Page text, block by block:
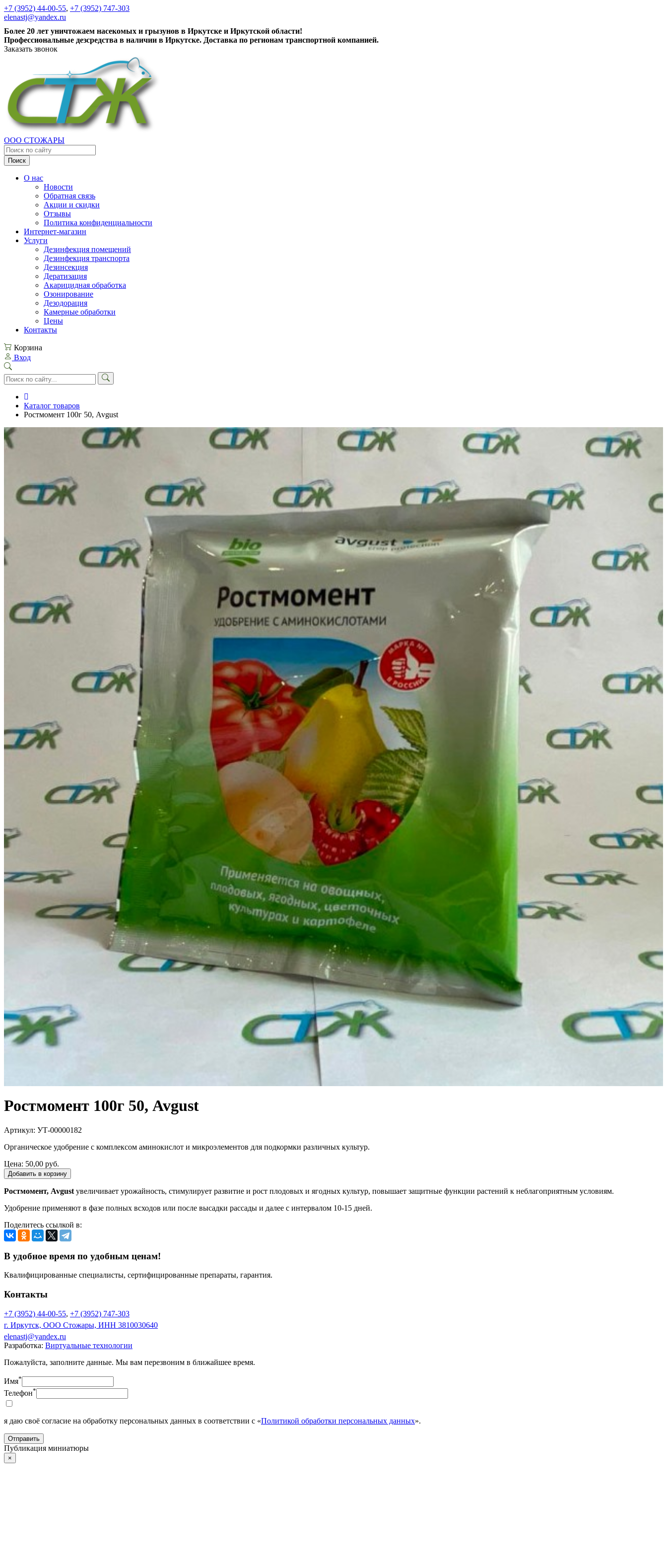
+7 (3952) 44-00-55, +7 (3952) 747-303
elenastj@yandex.ru
Более 20 лет уничтожаем насекомых и грызунов в Иркутске и Иркутской области!
Профессиональные дезсредства в наличии в Иркутске. Доставка по регионам транспортной компанией.
Заказать звонок
ООО СТОЖАРЫ
Поиск
О нас
Новости
Обратная связь
Акции и скидки
Отзывы
Политика конфиденциальности
Интернет-магазин
Услуги
Дезинфекция помещений
Дезинфекция транспорта
Дезинсекция
Дератизация
Акарицидная обработка
Озонирование
Дезодорация
Камерные обработки
Цены
Контакты
Корзина
Вход
Каталог товаров
Ростмомент 100г 50, Avgust
Ростмомент 100г 50, Avgust
Артикул: УТ-00000182
Органическое удобрение с комплексом аминокислот и микроэлементов для подкормки различных культур.
Цена: 50,00 руб.
Добавить в корзину
Ростмомент, Avgust увеличивает урожайность, стимулирует развитие и рост плодовых и ягодных культур, повышает защитные функции растений к неблагоприятным условиям.
Удобрение применяют в фазе полных всходов или после высадки рассады и далее с интервалом 10-15 дней.
Поделитесь ссылкой в:
В удобное время по удобным ценам!
Квалифицированные специалисты, сертифицированные препараты, гарантия.
Контакты
+7 (3952) 44-00-55, +7 (3952) 747-303
г. Иркутск, ООО Стожары, ИНН 3810030640
elenastj@yandex.ru
Разработка: Виртуальные технологии
Пожалуйста, заполните данные. Мы вам перезвоним в ближайшее время.
Имя*
Телефон*
я даю своё согласие на обработку персональных данных в соответствии с «Политикой обработки персональных данных».
Отправить
Публикация миниатюры
×